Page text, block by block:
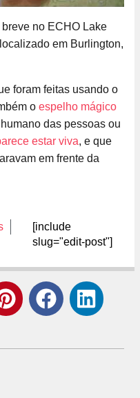
no ECHO Lake
em Burlington,
foram feitas usando o
o espelho mágico
das pessoas ou
estar viva, e que
em frente da
[include
slug="edit-post"]